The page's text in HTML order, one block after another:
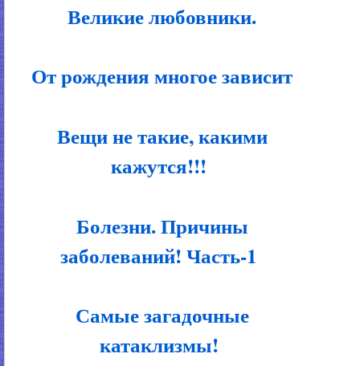
Великие любовники.
От рождения многое зависит
Вещи не такие, какими
кажутся!!!
Болезни. Причины
заболеваний! Часть-1
Самые загадочные
катаклизмы!